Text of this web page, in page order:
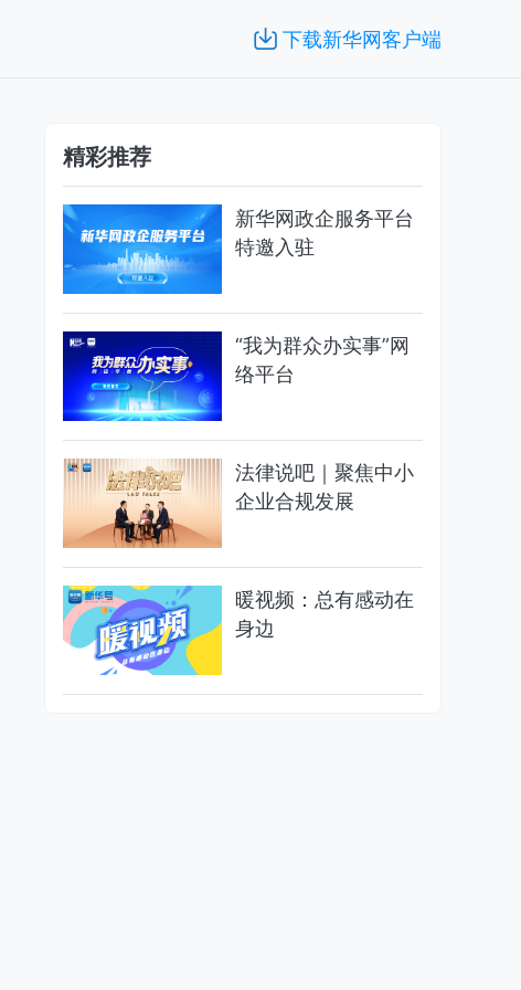
下载新华网客户端
精彩推荐
新华网政企服务平台
特邀入驻
“我为群众办实事”网
络平台
法律说吧｜聚焦中小
企业合规发展
暖视频：总有感动在
身边